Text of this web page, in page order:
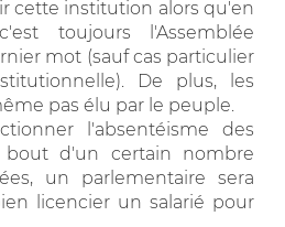
cette institution alors qu'en
toujours l'Assemblée
mot (sauf cas particulier
De plus, les
pas élu par le peuple.
l'absentéisme des
bout d'un certain nombre
un parlementaire sera
licencier un salarié pour